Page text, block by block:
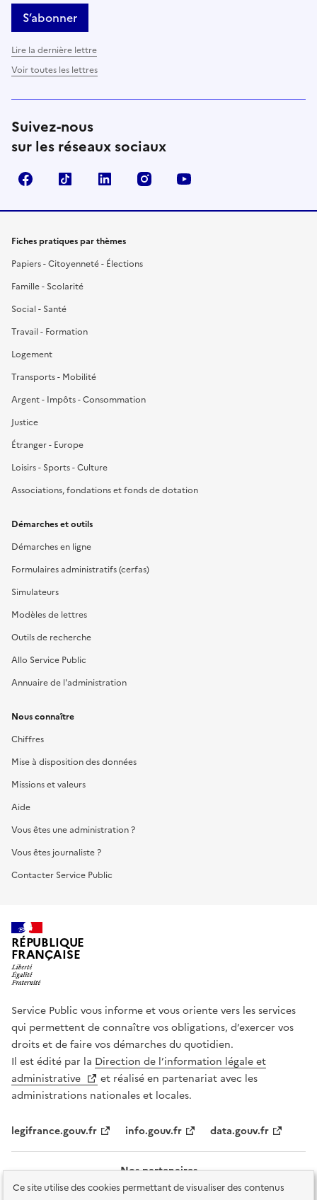
Ce site utilise des cookies permettant de visualiser des contenus
S’abonner
Lire la dernière lettre
Voir toutes les lettres
Suivez-nous
sur les réseaux sociaux
FacebookTikTok LinkedIn Instagram
Fiches pratiques par thèmes
Papiers - Citoyenneté - Élections
Famille - Scolarité
Social - Santé
Travail - Formation
Logement
Transports - Mobilité
Argent - Impôts - Consommation
Justice
Étranger - Europe
Loisirs - Sports - Culture
Associations, fondations et fonds de dotation
Démarches et outils
Démarches en ligne
Formulaires administratifs (cerfas)
Simulateurs
Modèles de lettres
Outils de recherche
Allo Service Public
Annuaire de l'administration
Nous connaître
Chiffres
Mise à disposition des données
Missions et valeurs
Aide
Vous êtes une administration ?
Vous êtes journaliste ?
Contacter Service Public
RÉPUBLIQUE
FRANÇAISE
Service Public vous informe et vous oriente vers les services
qui permettent de connaître vos obligations, d’exercer vos
droits et de faire vos démarches du quotidien.
Il est édité par la Direction de l’information légale et
administrative
et réalisé en partenariat avec les
administrations nationales et locales.
legifrance.gouv.fr info.gouv.fr data.gouv.fr
Nos partenaires